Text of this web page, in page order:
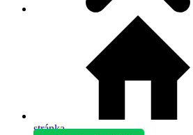
stránka